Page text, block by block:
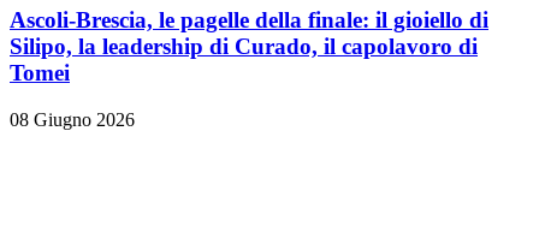
Ascoli-Brescia, le pagelle della finale: il gioiello di
Silipo, la leadership di Curado, il capolavoro di
Tomei
08 Giugno 2026